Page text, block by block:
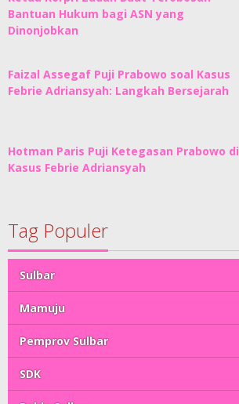
Bantuan Hukum bagi ASN yang
Dinonjobkan
Faizal Assegaf Puji Prabowo soal Kasus
Febrie Adriansyah: Langkah Bersejarah
Hotman Paris Puji Ketegasan Prabowo di
Kasus Febrie Adriansyah
Tag Populer
Sulbar
Mamuju
Pemprov Sulbar
SDK